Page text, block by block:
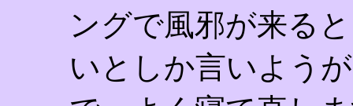
ングで風邪が来る
いとしか言いよう